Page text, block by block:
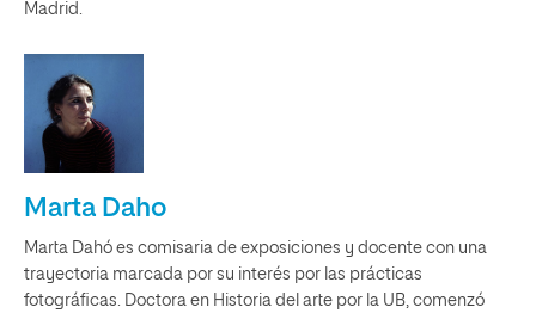
Madrid.
Marta Daho
Marta Dahó es comisaria de exposiciones y docente con una
trayectoria marcada por su interés por las prácticas
fotográficas. Doctora en Historia del arte por la UB, comenzó